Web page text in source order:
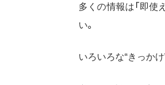
多くの情報は「即使
い。
いろいろな“きっか